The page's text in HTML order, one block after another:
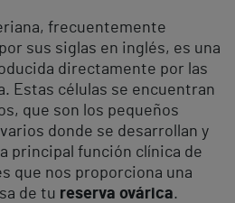
frecuentemente
sus siglas en inglés, es una
directamente por las
Estas células se encuentran
que son los pequeños
donde se desarrollan y
principal función clínica de
que nos proporciona una
de tu reserva ovárica.